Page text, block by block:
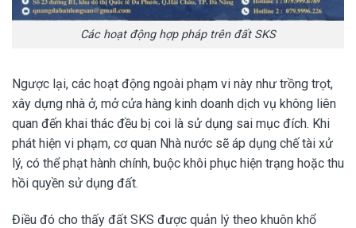
Các hoạt động hợp pháp trên đất SKS
Ngược lại, các hoạt động ngoài phạm vi này như trồng trọt,
xây dựng nhà ở, mở cửa hàng kinh doanh dịch vụ không liên
quan đến khai thác đều bị coi là sử dụng sai mục đích. Khi
phát hiện vi phạm, cơ quan Nhà nước sẽ áp dụng chế tài xử
lý, có thể phạt hành chính, buộc khôi phục hiện trạng hoặc thu
hồi quyền sử dụng đất.
Điều đó cho thấy đất SKS được quản lý theo khuôn khổ